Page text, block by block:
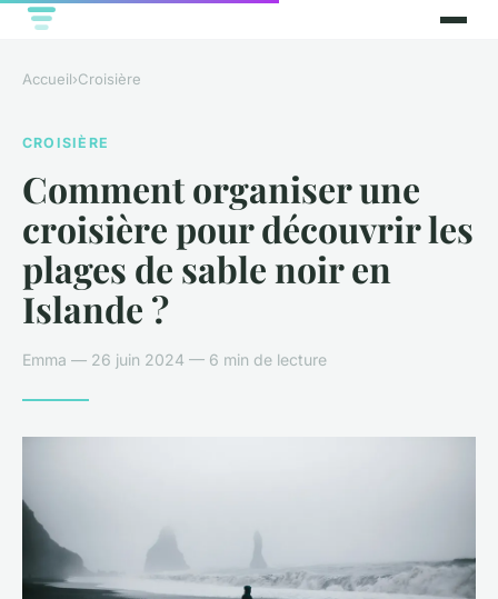
Accueil›Croisière
CROISIÈRE
Comment organiser une
croisière pour découvrir les
plages de sable noir en
Islande ?
Emma — 26 juin 2024 — 6 min de lecture